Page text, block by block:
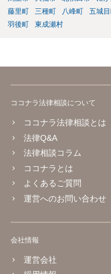
藤里町
三種町 八峰町 五城
羽後町
東成瀬村
ココナラ法律相談について
ココナラ法律相談とは
法律Q&A
法律相談コラム
ココナラとは
よくあるご質問
運営へのお問い合わせ
会社情報
運営会社